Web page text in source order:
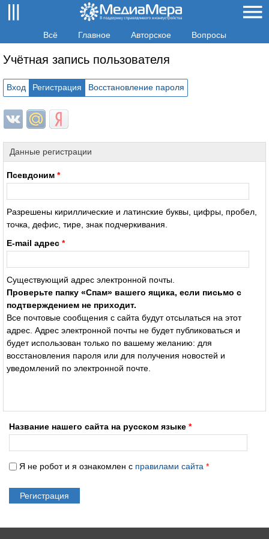
Всё Главное Авторское Вопросы
Учётная запись пользователя
Вход Регистрация Восстановление пароля
Login with ВКонтакте
Login with Mail.ru
Login with Яндекс
Данные регистрации
Псевдоним *
Разрешены кириллические и латинские буквы, цифры, пробел,
точка, дефис, тире, знак подчеркивания.
E-mail адрес *
Существующий адрес электронной почты.
Проверьте папку «Спам» вашего ящика, если письмо с
подтверждением не приходит.
Все почтовые сообщения с сайта будут отсылаться на этот
адрес. Адрес электронной почты не будет публиковаться и
будет использован только по вашему желанию: для
восстановления пароля или для получения новостей и
уведомлений по электронной почте.
Название нашего сайта на русском языке *
Я не робот и я ознакомлен с правилами сайта *